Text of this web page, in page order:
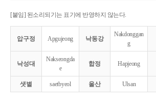
[붙임] 된소리되기는 표기에 반영하지 않는다.
압구정 Apgujeong 낙동강
Nakdonggan
g
낙성대
Nakseongda
e
합정 Hapjeong
샛별 saetbyeol 울산 Ulsan